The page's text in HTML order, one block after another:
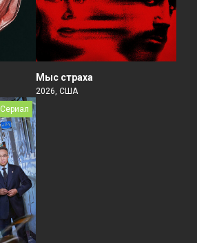
Мыс страха
2026, США
Сериал